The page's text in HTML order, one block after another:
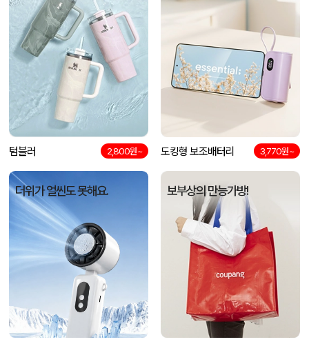
텀블러 2,800원~ 도킹형 보조배터리 3,770원~
더위가 얼씬도 못해요. 보부상의 만능가방!